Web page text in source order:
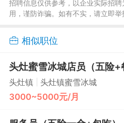
招聘信息仅供参考，以企业实际招
用，谨防诈骗。如有不实，请立即举
相似职位
头灶蜜雪冰城店员（五险+
头灶镇 头灶镇蜜雪冰城
3000~5000元/月